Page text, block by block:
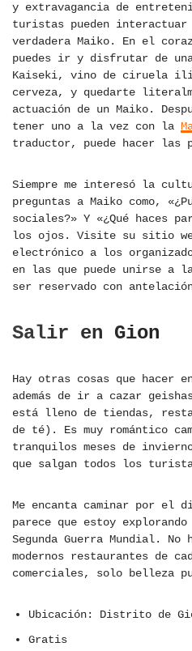
y extravagancia de
turistas pueden interactuar
verdadera Maiko. En el
puedes ir y disfrutar de
Kaiseki, vino de ciruela
cerveza, y quedarte
actuación de un Maiko.
tener uno a la vez con la
traductor, puede hacer las
Siempre me interesó la
preguntas a Maiko como,
sociales?» Y «¿Qué haces
los ojos. Visite su sitio
electrónico a los
en las que puede unirse a
ser reservado con
Salir en Gion
Hay otras cosas que hacer
además de ir a cazar
está lleno de tiendas,
de té). Es muy romántico
tranquilos meses de
que salgan todos los
Me encanta caminar por el
parece que estoy
Segunda Guerra Mundial.
modernos restaurantes de
comerciales, solo belleza
Ubicación: Distrito de
Gratis